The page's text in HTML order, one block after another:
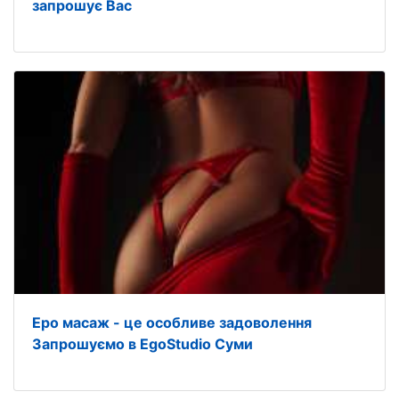
запрошує Вас
Еро масаж - це особливе задоволення
Запрошуємо в EgoStudio Суми